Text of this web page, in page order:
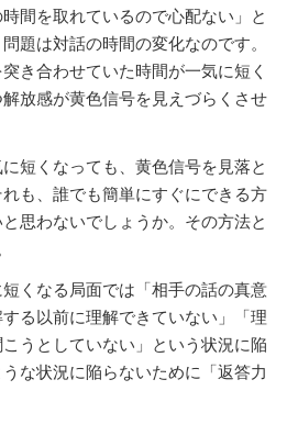
間を取れているので心配ない」と
題は対話の時間の変化なのです。
き合わせていた時間が一気に短く
放感が黄色信号を見えづらくさせ
短くなっても、黄色信号を見落と
も、誰でも簡単にすぐにできる方
思わないでしょうか。その方法と
くなる局面では「相手の話の真意
る以前に理解できていない」「理
うとしていない」という状況に陥
な状況に陥らないために「返答力